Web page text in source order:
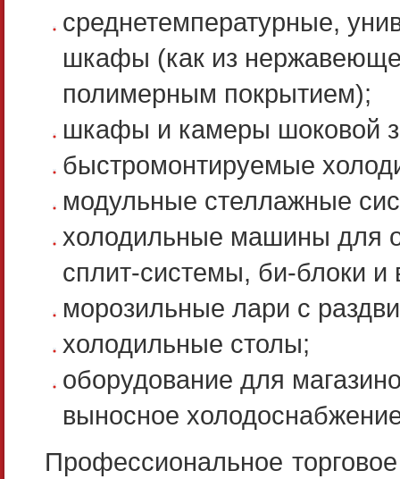
среднетемпературные,
шкафы (как из
полимерным покрытием);
шкафы и камеры шоковой
быстромонтируемые
модульные стеллажные
холодильные машины для
сплит-системы, би-блоки и
морозильные лари с
холодильные столы;
оборудование для
выносное
Профессиональное